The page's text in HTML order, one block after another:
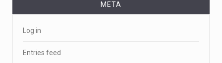
META
Log in
Entries feed